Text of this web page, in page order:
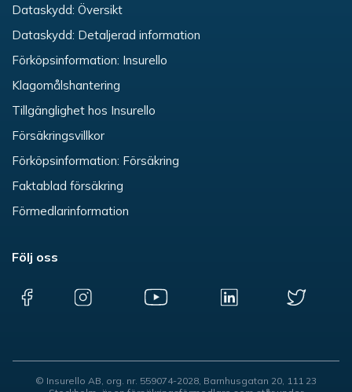
Dataskydd: Översikt
Dataskydd: Detaljerad information
Förköpsinformation: Insurello
Klagomålshantering
Tillgänglighet hos Insurello
Försäkringsvillkor
Förköpsinformation: Försäkring
Faktablad försäkring
Förmedlarinformation
Följ oss
© Insurello AB, org. nr. 559074-2028, Barnhusgatan 20, 111 23